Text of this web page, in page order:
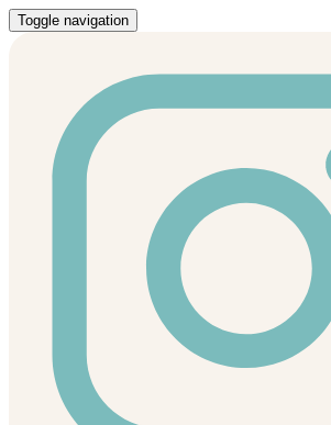
Toggle navigation